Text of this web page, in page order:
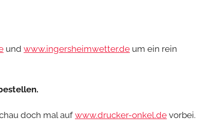
und www.ingersheimwetter.de um ein rein
doch mal auf www.drucker-onkel.de vorbei.